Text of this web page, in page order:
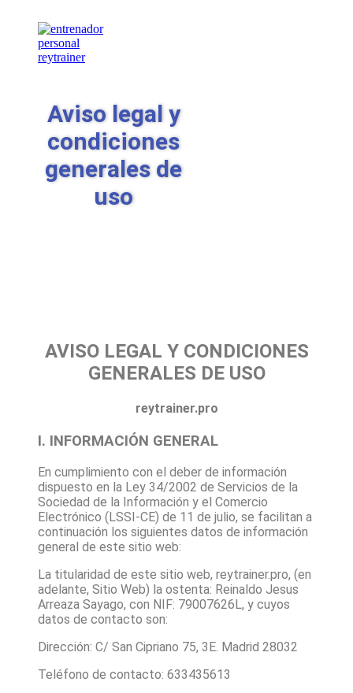
Aviso legal y
condiciones
generales de
uso
AVISO LEGAL Y CONDICIONES
GENERALES DE USO
reytrainer.pro
I. INFORMACIÓN GENERAL
En cumplimiento con el deber de información
dispuesto en la Ley 34/2002 de Servicios de la
Sociedad de la Información y el Comercio
Electrónico (LSSI-CE) de 11 de julio, se facilitan a
continuación los siguientes datos de información
general de este sitio web:
La titularidad de este sitio web, reytrainer.pro, (en
adelante, Sitio Web) la ostenta: Reinaldo Jesus
Arreaza Sayago, con NIF: 79007626L, y cuyos
datos de contacto son:
Dirección: C/ San Cipriano 75, 3E. Madrid 28032
Teléfono de contacto: 633435613